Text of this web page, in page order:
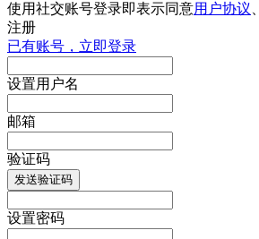
使用社交账号登录即表示同意用户协议、
注册
已有账号，立即登录
设置用户名
邮箱
验证码
发送验证码
设置密码